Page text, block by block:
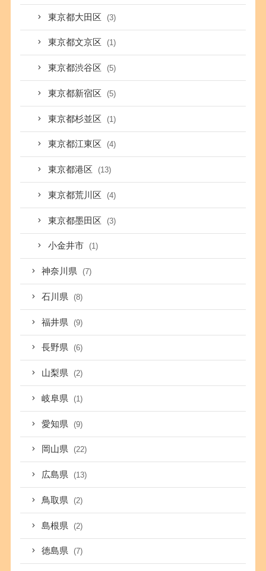
東京都大田区 (3)
東京都文京区 (1)
東京都渋谷区 (5)
東京都新宿区 (5)
東京都杉並区 (1)
東京都江東区 (4)
東京都港区 (13)
東京都荒川区 (4)
東京都墨田区 (3)
小金井市 (1)
神奈川県 (7)
石川県 (8)
福井県 (9)
長野県 (6)
山梨県 (2)
岐阜県 (1)
愛知県 (9)
岡山県 (22)
広島県 (13)
鳥取県 (2)
島根県 (2)
徳島県 (7)